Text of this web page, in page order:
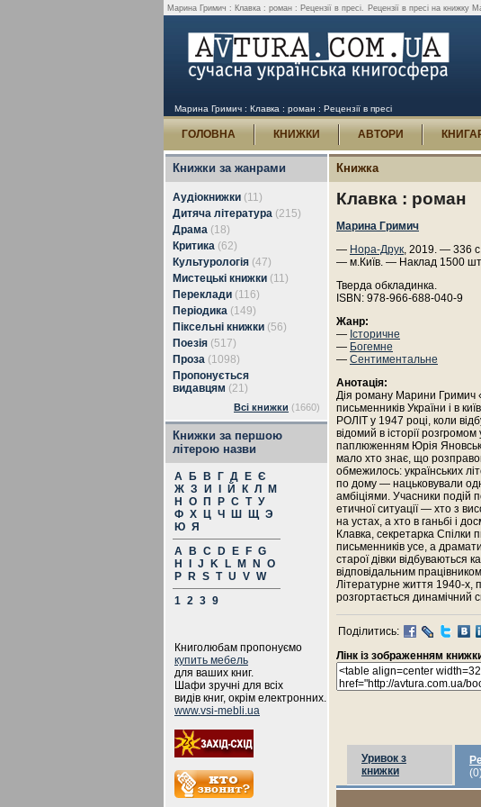
Марина Гримич : Клавка : роман : Рецензії в пресі. Рецензії в пресі на книжку
Марина Гримич : Клавка : роман : Рецензії в пресі
ГОЛОВНА КНИЖКИ АВТОРИ
Книжки за жанрами
Аудіокнижки (11)
Дитяча література (215)
Драма (18)
Критика (62)
Культурологія (47)
Мистецькі книжки (11)
Переклади (116)
Періодика (149)
Піксельні книжки (56)
Поезія (517)
Проза (1098)
Пропонується
видавцям (21)
Всі книжки (1660)
Книжки за першою
літерою назви
А Б В Г Д Е Є
Ж З И Й К Л
М
Н
О П Р С Т У
Ф Х Ц Ч Ш Щ Э
Ю Я
A
B C D E F G
H
J K L M N
O
P
R S T U V W
1 2 3 9
Книголюбам пропонуємо
купить мебель
для ваших книг.
Шафи зручні для всіх
видів книг, окрім електронних.
www.vsi-mebli.ua
Книжка
Клавка : роман
Марина Гримич
— Нора-Друк, 2019. — 336
— м.Київ. — Наклад 1500
Тверда обкладинка.
ISBN: 978-966-688-040-9
Жанр:
— Історичне
— Богемне
— Сентиментальне
Анотація:
Дія роману Марини Гримич
письменників України і в
РОЛІТ у 1947 році, коли
відомий в історії
паплюженням Юрія
мало хто знає, що
обмежилось: українських
по дому — нацьковували
амбіціями. Учасники подій
етичної ситуації — хто з
на устах, а хто в ганьбі і
Клавка, секретарка Спілки
письменників усе, а
старої дівки відбуваються
відповідальним
Літературне життя 1940-х,
розгортається динамічний
Поділитись:
Лінк із зображенням
Уривок з
книжки